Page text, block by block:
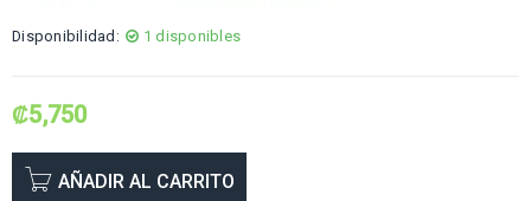
Disponibilidad: 1 disponibles
₡5,750
AÑADIR AL CARRITO